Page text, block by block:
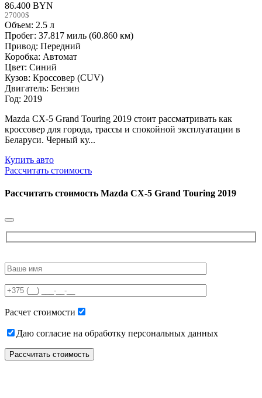
86.400 BYN
27000$
Объем: 2.5 л
Пробег: 37.817 миль (60.860 км)
Привод: Передний
Коробка: Автомат
Цвет: Синий
Кузов: Кроссовер (CUV)
Двигатель: Бензин
Год: 2019
Mazda CX-5 Grand Touring 2019 стоит рассматривать как
кроссовер для города, трассы и спокойной эксплуатации в
Беларуси. Черный ку...
Купить авто
Рассчитать стоимость
Рассчитать стоимость Mazda CX-5 Grand Touring 2019
leave
field
empty.
Расчет стоимости
Даю согласие на обработку персональных данных